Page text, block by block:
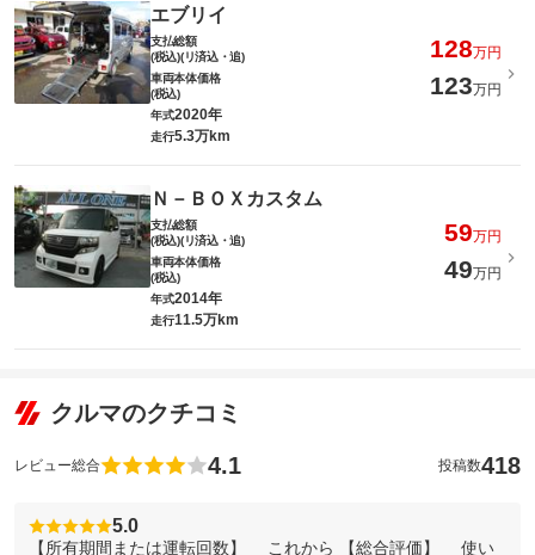
エブリイ
支払総額
(税込)(リ済込・追)
128万円
車両本体価格
(税込)
123万円
年式2020年
走行5.3万km
Ｎ－ＢＯＸカスタム
支払総額
(税込)(リ済込・追)
59万円
車両本体価格
(税込)
49万円
年式2014年
走行11.5万km
クルマのクチコミ
レビュー総合 4.1 投稿数418
5.0
【所有期間または運転回数】 これから 【総合評価】 使い